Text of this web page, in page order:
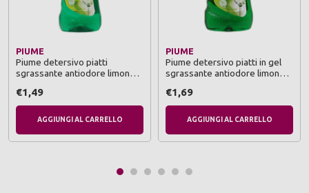
PIUME
Piume detersivo piatti
sgrassante antiodore limone 1
€1,49
AGGIUNGI AL CARRELLO
PIUME
Piume detersivo piatti in gel
sgrassante antiodore limone
€1,69
AGGIUNGI AL CARRELLO